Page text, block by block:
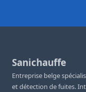
Sanichauffe
Entreprise belge
et détection de fuites.